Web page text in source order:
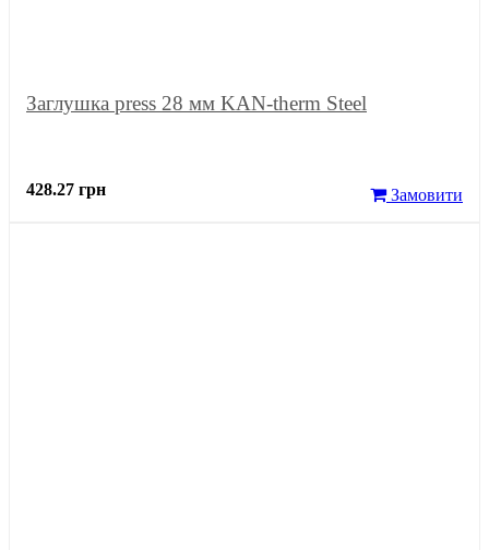
Заглушка press 28 мм KAN-therm Steel
428.27 грн Замовити